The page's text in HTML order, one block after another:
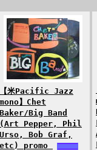
【米Pacific Jazz
mono】Chet
Baker/Big Band
(Art Pepper, Phil
Urso, Bob Graf,
etc) promo